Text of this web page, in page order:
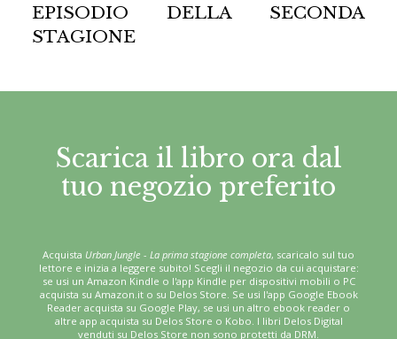
EPISODIO DELLA SECONDA
STAGIONE
Scarica il libro ora dal
tuo negozio preferito
Acquista Urban Jungle - La prima stagione completa, scaricalo sul tuo
lettore e inizia a leggere subito! Scegli il negozio da cui acquistare:
se usi un Amazon Kindle o l'app Kindle per dispositivi mobili o PC
acquista su Amazon.it o su Delos Store. Se usi l'app Google Ebook
Reader acquista su Google Play, se usi un altro ebook reader o
altre app acquista su Delos Store o Kobo. I libri Delos Digital
venduti su Delos Store non sono protetti da DRM.